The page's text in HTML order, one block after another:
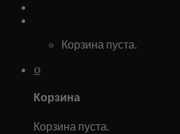
Корзина пуста.
0
Корзина
Корзина пуста.